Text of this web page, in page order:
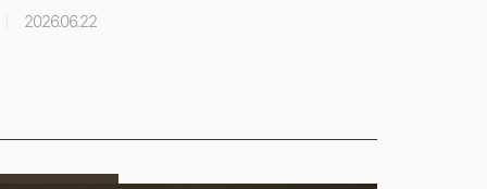
2026.06.22